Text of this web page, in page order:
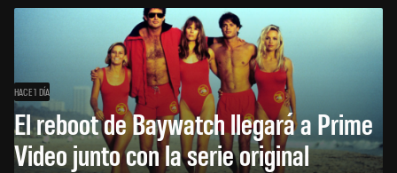
HACE 1 DÍA
El reboot de Baywatch llegará a Prime
Video junto con la serie original